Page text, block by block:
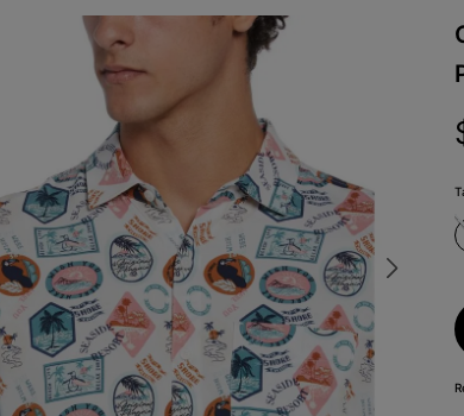
chaleco puffer
4 . remeras
buzo
6.
7. pantalon
8 remera
9. campera
10. short